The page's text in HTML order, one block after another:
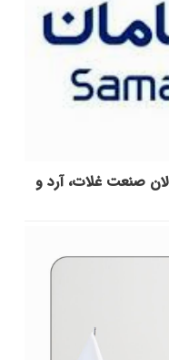
صنعت غلات، آرد و